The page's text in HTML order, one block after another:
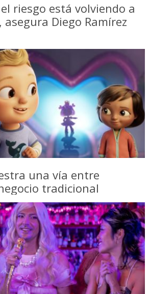
riesgo está volviendo a
Diego Ramírez
una vía entre
tradicional